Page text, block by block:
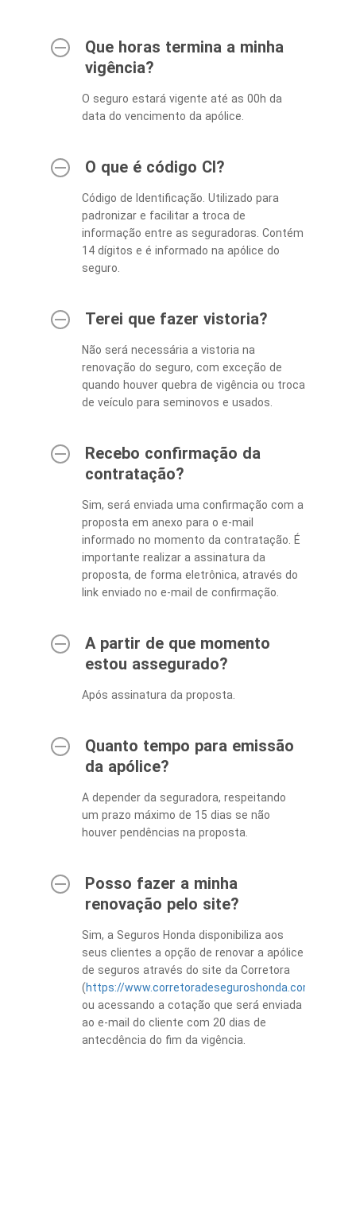
Que horas termina a minha
vigência?
O seguro estará vigente até as 00h da
data do vencimento da apólice.
O que é código CI?
Código de Identificação. Utilizado para
padronizar e facilitar a troca de
informação entre as seguradoras. Contém
14 dígitos e é informado na apólice do
seguro.
Terei que fazer vistoria?
Não será necessária a vistoria na
renovação do seguro, com exceção de
quando houver quebra de vigência ou troca
de veículo para seminovos e usados.
Recebo confirmação da
contratação?
Sim, será enviada uma confirmação com a
proposta em anexo para o e-mail
informado no momento da contratação. É
importante realizar a assinatura da
proposta, de forma eletrônica, através do
link enviado no e-mail de confirmação.
A partir de que momento
estou assegurado?
Após assinatura da proposta.
Quanto tempo para emissão
da apólice?
A depender da seguradora, respeitando
um prazo máximo de 15 dias se não
houver pendências na proposta.
Posso fazer a minha
renovação pelo site?
Sim, a Seguros Honda disponibiliza aos
seus clientes a opção de renovar a apólice
de seguros através do site da Corretora
(https://www.corretoradeseguroshonda.com.br/
ou acessando a cotação que será enviada
ao e-mail do cliente com 20 dias de
antecdência do fim da vigência.